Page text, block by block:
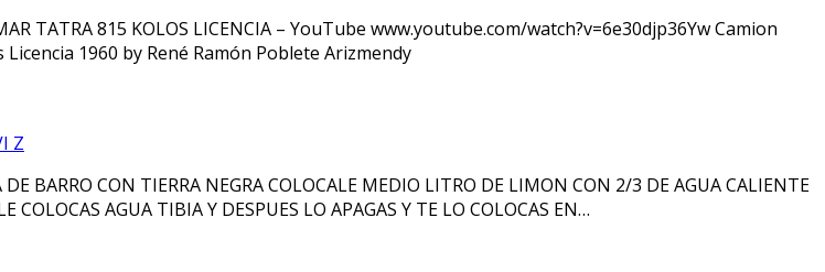
TATRA 815 KOLOS LICENCIA – YouTube www.youtube.com/watch?v=6e30djp36Yw Camion
1960 by René Ramón Poblete Arizmendy
Z
BARRO CON TIERRA NEGRA COLOCALE MEDIO LITRO DE LIMON CON 2/3 DE AGUA CALIENTE
AGUA TIBIA Y DESPUES LO APAGAS Y TE LO COLOCAS EN…